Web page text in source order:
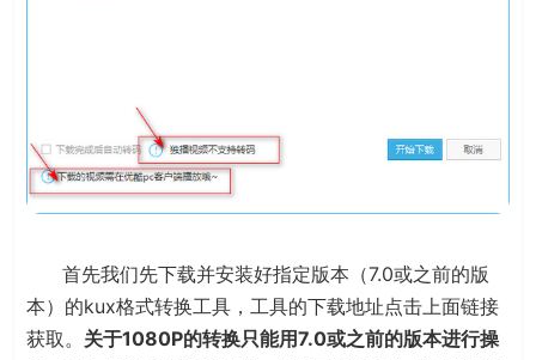
首先我们先下载并安装好指定版本（7.0或之前的版
本）的kux格式转换工具，工具的下载地址点击上面链接
获取。 关于1080P的转换只能用7.0或之前的版本进行操